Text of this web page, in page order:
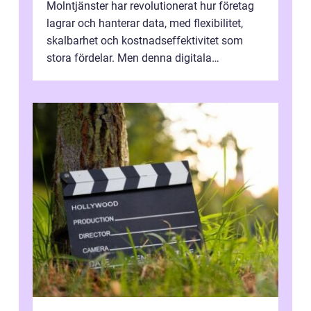
Molntjänster har revolutionerat hur företag
lagrar och hanterar data, med flexibilitet,
skalbarhet och kostnadseffektivitet som
stora fördelar. Men denna digitala